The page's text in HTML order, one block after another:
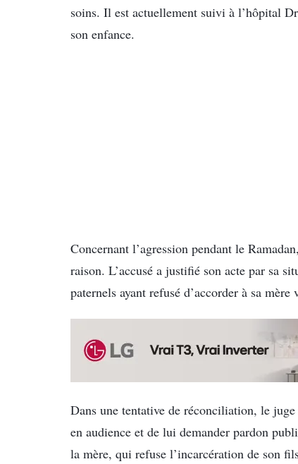
soins. Il est actuellement suivi à l’hôpital
son enfance.
Concernant l’agression pendant le
raison. L’accusé a justifié son acte par sa
paternels ayant refusé d’accorder à sa mère
Dans une tentative de réconciliation, le juge
en audience et de lui demander pardon
la mère, qui refuse l’incarcération de son